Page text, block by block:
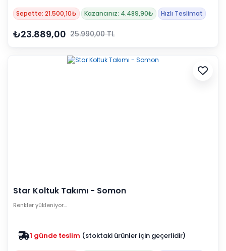
Sepette: 21.500,10₺ Kazancınız: 4.489,90₺ Hızlı Teslimat
₺23.889,00 25.990,00 TL
Star Koltuk Takımı - Somon
Renkler yükleniyor…
1 günde teslim (stoktaki ürünler için geçerlidir)